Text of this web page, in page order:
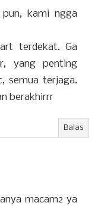
kami ngga
terdekat. Ga
yang penting
semua terjaga.
berakhirrr
Balas
macam2 ya